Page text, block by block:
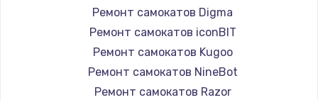
Ремонт самокатов Digma
Ремонт самокатов iconBIT
Ремонт самокатов Kugoo
Ремонт самокатов NineBot
Ремонт самокатов Razor